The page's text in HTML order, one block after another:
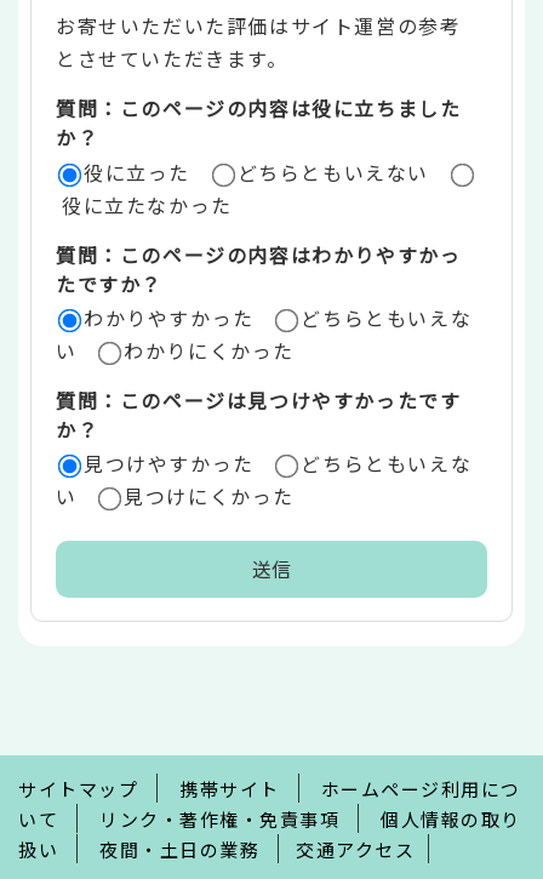
ン
ツ
評
価
リ
ア
お寄せいただいた評価はサイト運営の参考
とさせていただきます。
質問：このページの内容は役に立ちました
か？
役に立った
どちらともいえない
役に立たなかった
質問：このページの内容はわかりやすかっ
たですか？
わかりやすかった
どちらともいえな
い
わかりにくかった
質問：このページは見つけやすかったです
か？
見つけやすかった
どちらともいえな
い
見つけにくかった
で
サイトマップ 携帯サイト
ホームページ利用につ
いて
リンク・著作権・免責事項
個人情報の取り
扱い
夜間・土日の業務 交通アクセス